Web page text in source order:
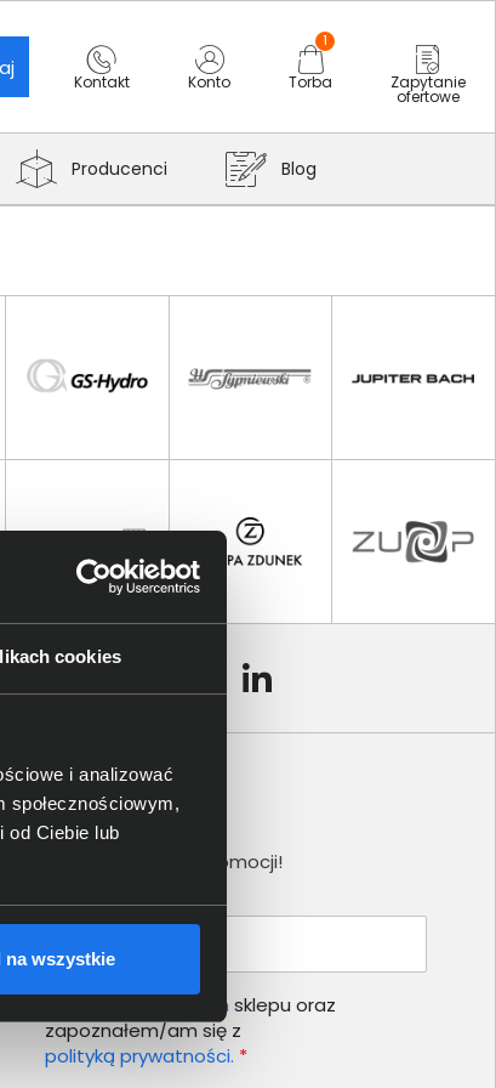
cookies
i analizować
od Ciebie lub
na wszystkie
Kontakt Konto
1
Torba Zapytanie
ofertowe
Producenci Blog
Newsletter
Nie przegap żadnej promocji!
regulamin sklepu oraz
zapoznałem/am się z
polityką prywatności. *